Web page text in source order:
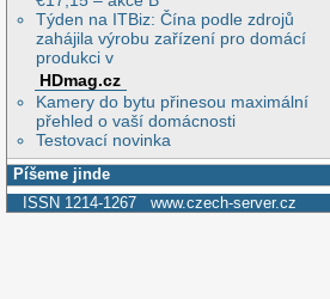
Týden na ITBiz: Čína podle zdrojů
zahájila výrobu zařízení pro domácí
produkci v
HDmag.cz
Kamery do bytu přinesou maximální
přehled o vaší domácnosti
Testovací novinka
Píšeme jinde
ISSN 1214-1267 www.czech-server.cz